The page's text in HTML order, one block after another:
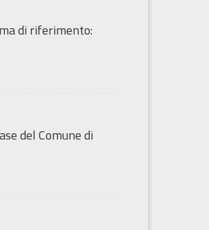
di riferimento:
del Comune di